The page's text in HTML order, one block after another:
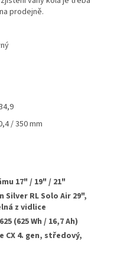
prodejně.
/ 350 mm
17" / 19" / 21"
Silver RL Solo Air 29",
z vidlice
(625 Wh / 16,7 Ah)
CX 4. gen, středový,